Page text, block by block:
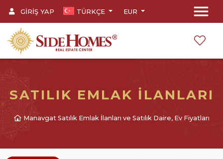
menu
EUR
TÜRKÇE
GIRIŞ YAP
SATILIK EMLAK İLANLARI
Manavgat Satılık Emlak İlanları ve Satılık Daire, Ev Fiyatları